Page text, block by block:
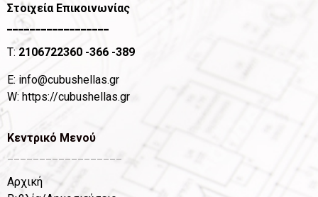
Στοιχεία Επικοινωνίας
__________________
T:2106722360 -366 -389
Ε: info@cubushellas.gr
W: https://cubushellas.gr
Κεντρικό Μενού
Αρχική